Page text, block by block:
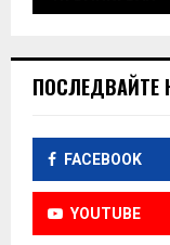
ПОСЛЕДВАЙТЕ
FACEBOOK
YOUTUBE